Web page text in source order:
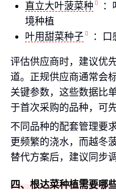
直立大叶菠菜种
：
境种植
叶用甜菜种子
：口
评估供应商时，建议优
道。正规供应商通常会
关键参数，这些数据比
于首次采购的品种，可
不同品种的配套管理要
更频繁的浇水，而越冬
替代方案后，建议同步
四、根达菜种植需要哪